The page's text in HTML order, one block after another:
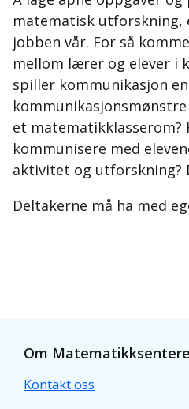
matematisk utforskning,
jobben vår. For så
mellom lærer og elever i
spiller kommunikasjon
et matematikklasserom?
kommunisere med
aktivitet og utforskning?
Deltakerne må ha med
Om
Kontakt oss